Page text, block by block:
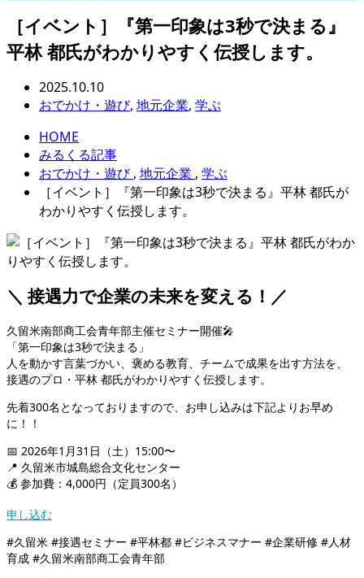
［イベント］『第一印象は3秒で決まる』
平林 都氏がわかりやすく伝授します。
2025.10.10
おでかけ・遊び, 地元企業, 学ぶ
HOME
みるくる記事
おでかけ・遊び , 地元企業 , 学ぶ
［イベント］『第一印象は3秒で決まる』平林 都氏が
わかりやすく伝授します。
＼ 接遇力で企業の未来を変える！／
久留米南部商工会青年部主催セミナー開催🎤
「第一印象は3秒で決まる」
人を動かす言葉づかい、褒める教育、チームで成果を出す方法を、
接遇のプロ・平林 都氏がわかりやすく伝授します。
先着300名となっておりますので、お申し込みは下記よりお早め
に！！
📅 2026年1月31日（土）15:00〜
📍 久留米市城島総合文化センター
💰 参加費：4,000円（定員300名）
申し込む
#久留米 #接遇セミナー #平林都 #ビジネスマナー #企業研修 #人材
育成 #久留米南部商工会青年部